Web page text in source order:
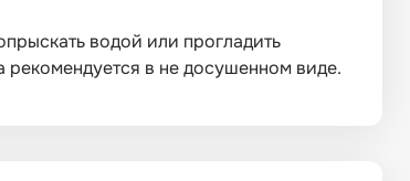
водой или прогладить
в не досушенном виде.